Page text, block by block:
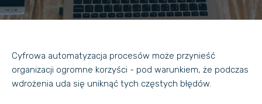
Cyfrowa automatyzacja procesów może przynieść
organizacji ogromne korzyści - pod warunkiem, że podczas
wdrożenia uda się uniknąć tych częstych błędów.